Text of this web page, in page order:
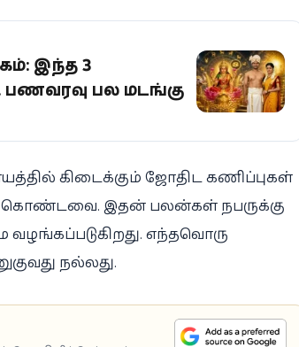
இந்த 3
பணவரவு பல மடங்கு
கிடைக்கும் ஜோதிட கணிப்புகள்
கொண்டவை. இதன் பலன்கள் நபருக்கு
வழங்கப்படுகிறது. எந்தவொரு
நல்லது.